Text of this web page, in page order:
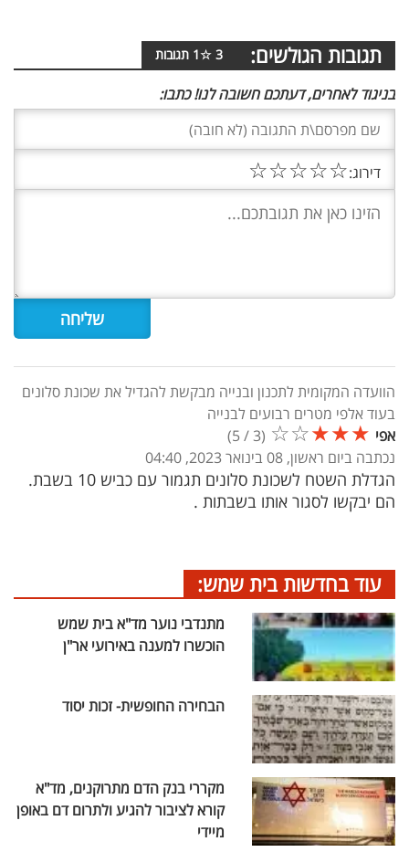
תגובות הגולשים: 3
☆
1 תגובות
בניגוד לאחרים, דעתכם חשובה לנו! כתבו:
דירוג:☆
☆
☆
☆
☆
הוועדה המקומית לתכנון ובנייה מבקשת להגדיל את שכונת סלונים
בעוד אלפי מטרים רבועים לבנייה
אפי ★
★
★
☆
☆
(
3
/
5
)
נכתבה ביום ראשון, 08 בינואר 2023, 04:40
הגדלת השטח לשכונת סלונים תגמור עם כביש 10 בשבת.
הם יבקשו לסגור אותו בשבתות .
עוד בחדשות בית שמש:
מתנדבי נוער מד"א בית שמש
הוכשרו למענה באירועי אר"ן
הבחירה החופשית- זכות יסוד
מקררי בנק הדם מתרוקנים, מד"א
קורא לציבור להגיע ולתרום דם באופן
מיידי